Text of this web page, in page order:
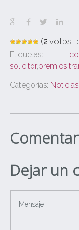
(2 votos,
Etiquetas:
solicitor,premios
Categorías: Noticias
Dejar un